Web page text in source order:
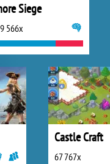
Siege
566x
Castle Craft
67 767x